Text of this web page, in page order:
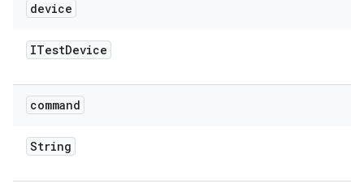
device
ITestDevice
command
String